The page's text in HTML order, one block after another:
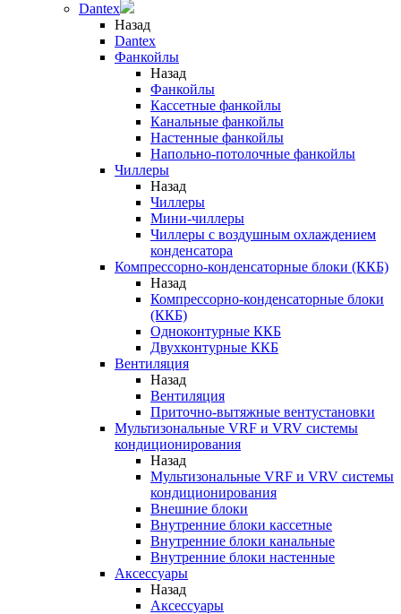
Dantex
Назад
Dantex
Фанкойлы
Назад
Фанкойлы
Кассетные фанкойлы
Канальные фанкойлы
Настенные фанкойлы
Напольно-потолочные фанкойлы
Чиллеры
Назад
Чиллеры
Мини-чиллеры
Чиллеры с воздушным охлаждением
конденсатора
Компрессорно-конденсаторные блоки (ККБ)
Назад
Компрессорно-конденсаторные блоки
(ККБ)
Одноконтурные ККБ
Двухконтурные ККБ
Вентиляция
Назад
Вентиляция
Приточно-вытяжные вентустановки
Мультизональные VRF и VRV системы
кондиционирования
Назад
Мультизональные VRF и VRV системы
кондиционирования
Внешние блоки
Внутренние блоки кассетные
Внутренние блоки канальные
Внутренние блоки настенные
Аксессуары
Назад
Аксессуары